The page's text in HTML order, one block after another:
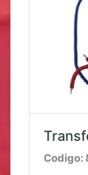
Codigo: